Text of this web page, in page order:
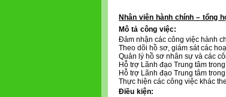
Nhân viên hành chính – tổng
Mô tả công việc:
Đảm nhận các công việc hành
Theo dõi hồ sơ, giám sát các
Quản lý hồ sơ nhân sự và các
Hỗ trợ Lãnh đạo Trung tâm
Hỗ trợ Lãnh đạo Trung tâm
Thực hiện các công việc khác
Điều kiện: